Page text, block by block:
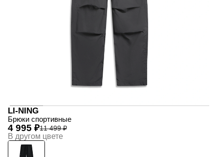
LI-NING
Брюки спортивные
11 499 ₽
4 995 ₽
В другом цвете